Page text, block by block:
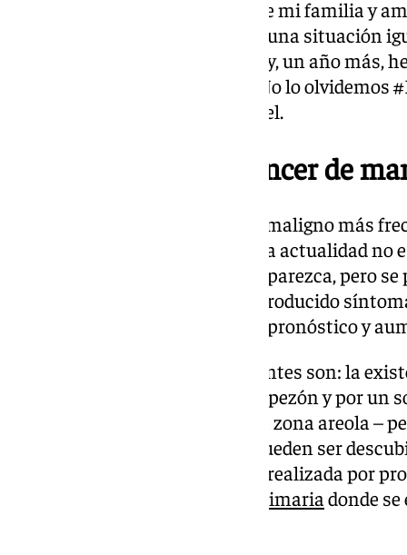
«Cuento con el cariño y apoyo de mi familia y
mujeres que habéis atravesado una situación
ánimo para seguir adelante. Hoy, un año más,
organiza la AECC de Marbella. No lo olvidemos
finaliza la abogada Kika Caracuel.
¿Cómo prevenir el cáncer de
El cáncer de mama es el tumor maligno más
conocimientos disponibles en la actualidad no
para evitar que la enfermedad aparezca, pero
tempranas cuando aún no ha producido
adecuado, conseguir mejorar el pronóstico y
Algunos de los síntomas frecuentes son: la
mama, la secreción por un solo pezón y por un
piel de la mama sobre todo de la zona areola –
retracción…). Estos síntomas pueden ser
propia mujer o por exploración realizada por
pedir cita de Atención Primariadonde